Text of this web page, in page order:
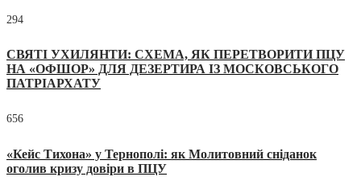
294
СВЯТІ УХИЛЯНТИ: СХЕМА, ЯК ПЕРЕТВОРИТИ ПЦУ
НА «ОФШОР» ДЛЯ ДЕЗЕРТИРА ІЗ МОСКОВСЬКОГО
ПАТРІАРХАТУ
656
«Кейс Тихона» у Тернополі: як Молитовний сніданок
оголив кризу довіри в ПЦУ